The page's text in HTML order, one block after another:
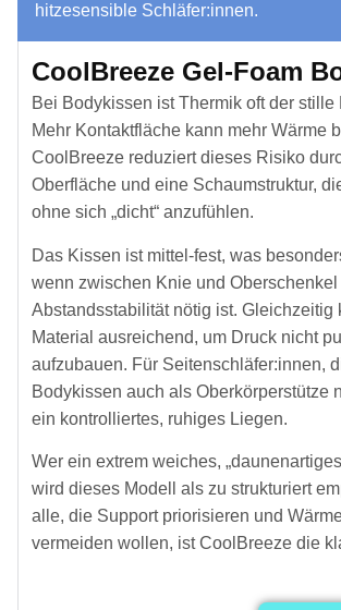
hitzesensible Schläfer:innen.
CoolBreeze Gel-Foam
Bei Bodykissen ist Thermik oft der stille
Mehr Kontaktfläche kann mehr Wärme
CoolBreeze reduziert dieses Risiko
Oberfläche und eine Schaumstruktur,
ohne sich „dicht“ anzufühlen.
Das Kissen ist mittel-fest, was
wenn zwischen Knie und Oberschenkel
Abstandsstabilität nötig ist. Gleichzeitig
Material ausreichend, um Druck nicht
aufzubauen. Für Seitenschläfer:innen,
Bodykissen auch als Oberkörperstütze
ein kontrolliertes, ruhiges Liegen.
Wer ein extrem weiches,
wird dieses Modell als zu strukturiert
alle, die Support priorisieren und
vermeiden wollen, ist CoolBreeze die